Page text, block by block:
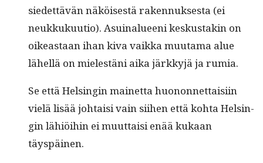
siedet­tävän näköis­es­tä raken­nuk­ses­ta (ei
neukkukuu­tio). Asuinalueeni keskus­takin on
oikeas­t­aan ihan kiva vaik­ka muu­ta­ma alue
lähel­lä on mielestäni aika järkkyjä ja rumia.
Se että Helsin­gin mainet­ta huonon­net­taisi­in
vielä lisää johtaisi vain siihen että koh­ta Helsin­
gin lähiöi­hin ei muut­taisi enää kukaan
täyspäinen.